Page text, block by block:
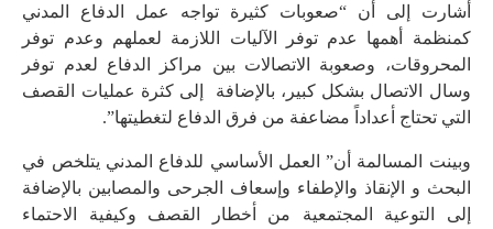
أشارت إلى أن “صعوبات كثيرة تواجه عمل الدفاع المدني
كمنظمة أهمها ﻋﺪﻡ ﺗﻮﻓﺮ الآليات اللازمة ﻟﻌﻤﻠﻬﻢ ﻭﻋﺪﻡ ﺗﻮﻓﺮ
ﺍﻟﻤﺤﺮﻭﻗﺎﺕ، ﻭﺻﻌﻮﺑﺔ ﺍﻻتصالات ﺑﻴﻦ ﻣﺮﺍﻛﺰ ﺍﻟﺪﻓﺎﻉ لعدم ﺗﻮﻓﺮ
ﻭﺳﺎﻝ ﺍﻻتصال بشكل كبير، بالإضافة ﺇﻟﻰ ﻛﺜﺮﺓ ﻋﻤﻠﻴﺎﺕ ﺍﻟﻘﺼﻒ
ﺍﻟﺘﻲ ﺗﺤﺘﺎﺝ ﺃﻋﺪﺍﺩﺍً ﻣﻀﺎﻋﻔﺔ ﻣﻦ ﻓﺮﻕ ﺍﻟﺪﻓﺎﻉ ﻟﺘﻐﻄﻴﺘﻬﺎ”.
وبينت المسالمة أن” ﺍﻟﻌﻤﻞ الأساسي ﻟﻠﺪﻓﺎﻉ ﺍﻟﻤﺪﻧﻲ ﻳﺘﻠﺨﺺ ﻓﻲ
ﺍﻟﺒﺤﺚ ﻭ الإنقاذ والإطفاء ﻭإﺳﻌﺎﻑ ﺍﻟﺠﺮﺣﻰ ﻭﺍﻟﻤﺼﺎﺑﻴﻦ بالإضافة
إلى ﺍﻟﺘﻮﻋﻴﺔ ﺍﻟﻤﺠﺘﻤﻌﻴﺔ ﻣﻦ ﺃﺧﻄﺎﺭ ﺍﻟﻘﺼﻒ ﻭﻛﻴﻔﻴﺔ ﺍﻻﺣﺘﻤﺎﺀ